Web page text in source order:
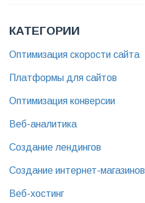
КАТЕГОРИИ
Оптимизация скорости сайта
Платформы для сайтов
Оптимизация конверсии
Веб-аналитика
Создание лендингов
Создание интернет-магазинов
Веб-хостинг